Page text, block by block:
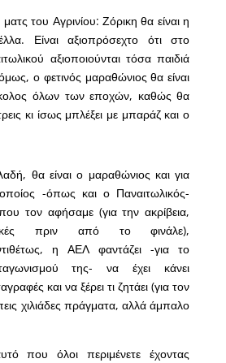
του Αγρινίου: Ζόρικη θα είναι η
Είναι αξιοπρόσεχτο ότι στο
αξιοποιούνται τόσα παιδιά
ο φετινός μαραθώνιος θα είναι
όλων των εποχών, καθώς θα
κι ίσως μπλέξει με μπαράζ και ο
θα είναι ο μαραθώνιος και για
-όπως και ο Παναιτωλικός-
τον αφήσαμε (για την ακρίβεια,
πριν από το φινάλε),
η ΑΕΛ φαντάζει -για το
της- να έχει κάνει
και να ξέρει τι ζητάει (για τον
χιλιάδες πράγματα, αλλά άμπαλο
που όλοι περιμένετε έχοντας